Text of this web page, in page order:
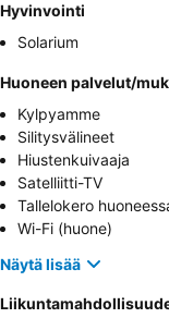
Hyvinvointi
Solarium
Huoneen palvelut/
Kylpyamme
Silitysvälineet
Hiustenkuivaaja
Satelliitti-TV
Tallelokero
Wi-Fi (huone)
Näytä lisää